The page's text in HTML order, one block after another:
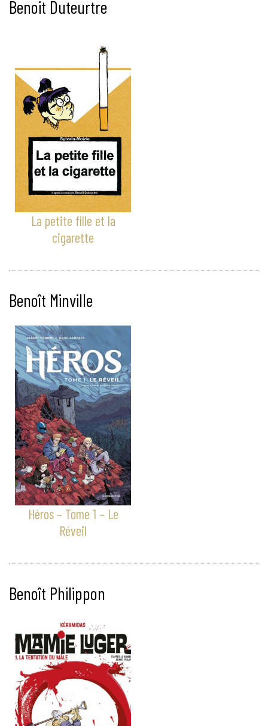
Benoit Duteurtre
La petite fille et la
cigarette
Benoît Minville
Héros – Tome 1 – Le
Réveil
Benoît Philippon